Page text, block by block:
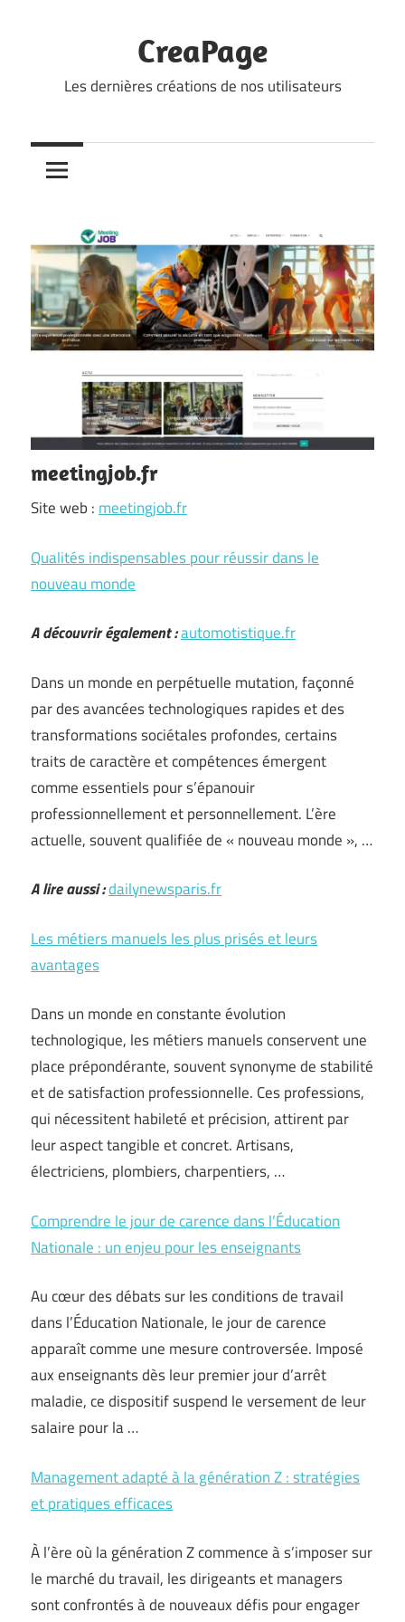
CreaPage
Les dernières créations de nos utilisateurs
meetingjob.fr
Site web : meetingjob.fr
Qualités indispensables pour réussir dans le
nouveau monde
A découvrir également :automotistique.fr
Dans un monde en perpétuelle mutation, façonné
par des avancées technologiques rapides et des
transformations sociétales profondes, certains
traits de caractère et compétences émergent
comme essentiels pour s’épanouir
professionnellement et personnellement. L’ère
actuelle, souvent qualifiée de « nouveau monde », …
A lire aussi :dailynewsparis.fr
Les métiers manuels les plus prisés et leurs
avantages
Dans un monde en constante évolution
technologique, les métiers manuels conservent une
place prépondérante, souvent synonyme de stabilité
et de satisfaction professionnelle. Ces professions,
qui nécessitent habileté et précision, attirent par
leur aspect tangible et concret. Artisans,
électriciens, plombiers, charpentiers, …
Comprendre le jour de carence dans l’Éducation
Nationale : un enjeu pour les enseignants
Au cœur des débats sur les conditions de travail
dans l’Éducation Nationale, le jour de carence
apparaît comme une mesure controversée. Imposé
aux enseignants dès leur premier jour d’arrêt
maladie, ce dispositif suspend le versement de leur
salaire pour la …
Management adapté à la génération Z : stratégies
et pratiques efficaces
À l’ère où la génération Z commence à s’imposer sur
le marché du travail, les dirigeants et managers
sont confrontés à de nouveaux défis pour engager